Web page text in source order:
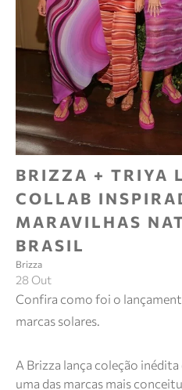
BRIZZA + TRIYA
COLLAB
MARAVILHAS
BRASIL
Brizza
28 Out
Confira como foi o
marcas solares.
A Brizza lança coleção
uma das marcas mais